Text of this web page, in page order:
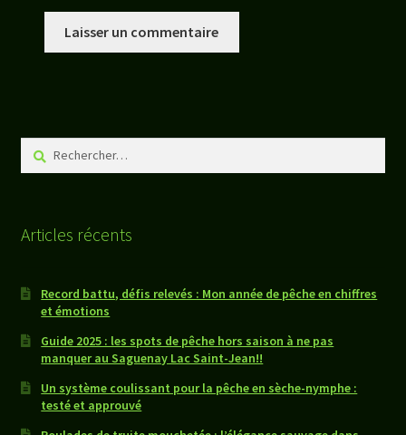
Rechercher :
Articles récents
Record battu, défis relevés : Mon année de pêche en chiffres
et émotions
Guide 2025 : les spots de pêche hors saison à ne pas
manquer au Saguenay Lac Saint-Jean!!
Un système coulissant pour la pêche en sèche-nymphe :
testé et approuvé